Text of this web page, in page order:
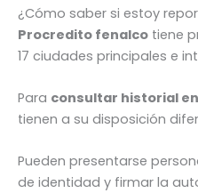
¿Cómo saber si estoy
Procredito fenalco tiene
17 ciudades principales e
Para consultar historial
tienen a su disposición
Pueden presentarse
de identidad y firmar la